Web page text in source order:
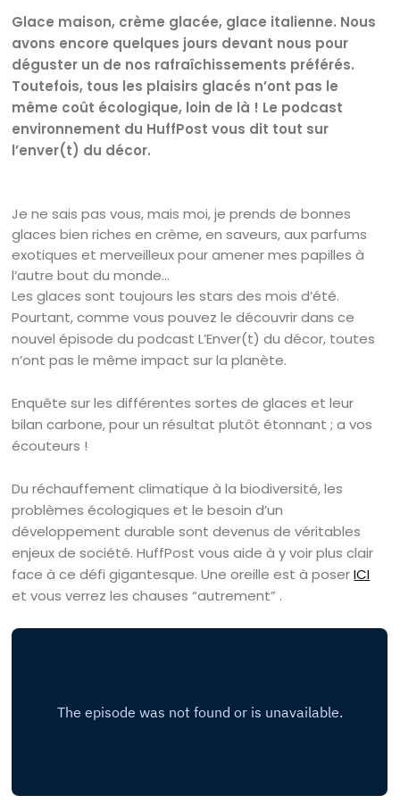
Glace maison, crème glacée, glace italienne. Nous
avons encore quelques jours devant nous pour
déguster un de nos rafraîchissements préférés.
Toutefois, tous les plaisirs glacés n’ont pas le
même coût écologique, loin de là ! Le podcast
environnement du HuffPost vous dit tout sur
l’enver(t) du décor.
Je ne sais pas vous, mais moi, je prends de bonnes
glaces bien riches en crème, en saveurs, aux parfums
exotiques et merveilleux pour amener mes papilles à
l’autre bout du monde…
Les glaces sont toujours les stars des mois d’été.
Pourtant, comme vous pouvez le découvrir dans ce
nouvel épisode du podcast L’Enver(t) du décor, toutes
n’ont pas le même impact sur la planète.
Enquête sur les différentes sortes de glaces et leur
bilan carbone, pour un résultat plutôt étonnant ; a vos
écouteurs !
Du réchauffement climatique à la biodiversité, les
problèmes écologiques et le besoin d’un
développement durable sont devenus de véritables
enjeux de société. HuffPost vous aide à y voir plus clair
face à ce défi gigantesque. Une oreille est à poserICI
et vous verrez les chauses “autrement” .